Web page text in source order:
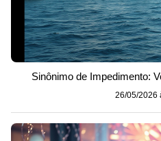
Sinônimo de Impedimento:
26/05/2026